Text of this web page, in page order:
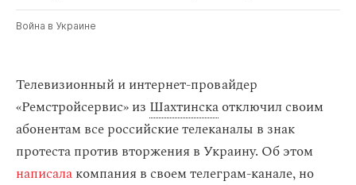
Война в Украине
Телевизионный и интернет-провайдер
«Ремстройсервис» из Шахтинскаотключил своим
абонентам все российские телеканалы в знак
протеста против вторжения в Украину. Об этом
написалакомпания в своем телеграм-канале, но